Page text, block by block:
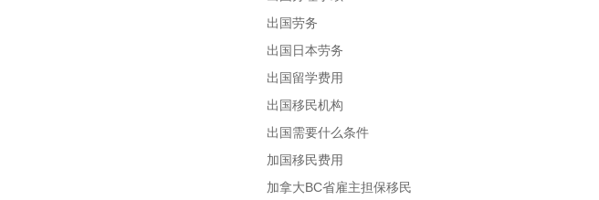
出国劳务
出国日本劳务
出国留学费用
出国移民机构
出国需要什么条件
加国移民费用
加拿大BC省雇主担保移民